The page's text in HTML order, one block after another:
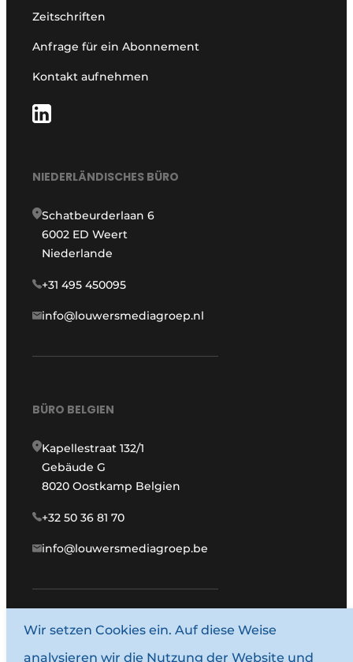
Zeitschriften
Anfrage für ein Abonnement
Kontakt aufnehmen
NIEDERLÄNDISCHES BÜRO
Schatbeurderlaan 6
6002 ED Weert
Niederlande
+31 495 450095
info@louwersmediagroep.nl
BÜRO BELGIEN
Kapellestraat 132/1
Gebäude G
8020 Oostkamp Belgien
+32 50 36 81 70
info@louwersmediagroep.be
www.louwersmediagroep.com
© 1987–2026 Louwersmediagroep.
Wir setzen Cookies ein. Auf diese Weise
analysieren wir die Nutzung der Website und